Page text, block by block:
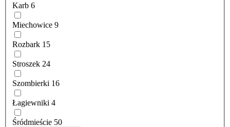
Karb 6
Miechowice 9
Rozbark 15
Stroszek 24
Szombierki 16
Łagiewniki 4
Śródmieście 50